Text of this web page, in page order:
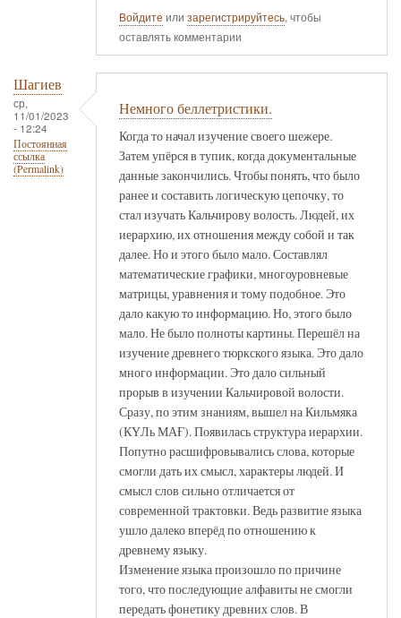
Войдите или зарегистрируйтесь, чтобы
оставлять комментарии
Шагиев
ср,
11/01/2023
- 12:24
Постоянная
ссылка
(Permalink)
Немного беллетристики.
Когда то начал изучение своего шежере.
Затем упёрся в тупик, когда документальные
данные закончились. Чтобы понять, что было
ранее и составить логическую цепочку, то
стал изучать Кальчирову волость. Людей, их
иерархию, их отношения между собой и так
далее. Но и этого было мало. Составлял
математические графики, многоуровневые
матрицы, уравнения и тому подобное. Это
дало какую то информацию. Но, этого было
мало. Не было полноты картины. Перешёл на
изучение древнего тюркского языка. Это дало
много информации. Это дало сильный
прорыв в изучении Кальчировой волости.
Сразу, по этим знаниям, вышел на Кильмяка
(КҮЛь МАҒ). Появилась структура иерархии.
Попутно расшифровывались слова, которые
смогли дать их смысл, характеры людей. И
смысл слов сильно отличается от
современной трактовки. Ведь развитие языка
ушло далеко вперёд по отношению к
древнему языку.
Изменение языка произошло по причине
того, что последующие алфавиты не смогли
передать фонетику древних слов. В